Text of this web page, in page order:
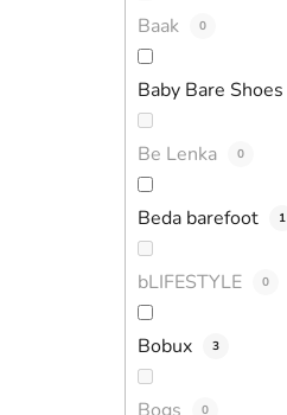
Baak 0
Baby Bare Shoes
Be Lenka 0
Beda barefoot 1
bLIFESTYLE 0
Bobux 3
Bogs 0